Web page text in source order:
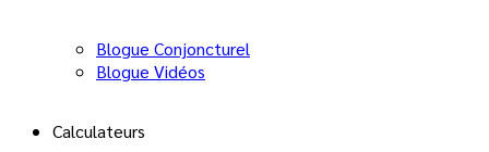
Blogue Conjoncturel
Blogue Vidéos
Calculateurs